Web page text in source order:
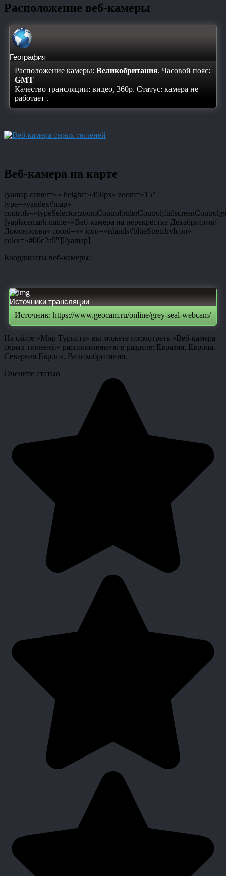
Расположение веб-камеры
География
Расположение камеры: Великобритания. Часовой пояс:
GMT
Качество трансляции: видео, 360p. Статус: камера не
работает .
Веб-камера на карте
[yamap center=»» height=»450px» zoom=»15″
type=»yandex#map»
[yaplacemark name=»Веб-камера на перекрёстке Декабристов/
Ломоносова» coord=»» icon=»islands#blueStretchyIcon»
color=»#00c2a9″][/yamap]
Координаты веб-камеры:
Источники трансляции
Источник: https://www.geocam.ru/online/grey-seal-webcam/
На сайте «Мир Туриста» вы можете посмотреть «Веб-камера
серых тюленей» расположенную в разделе: Евразия, Европа,
Северная Европа, Великобритания.
Оцените статью